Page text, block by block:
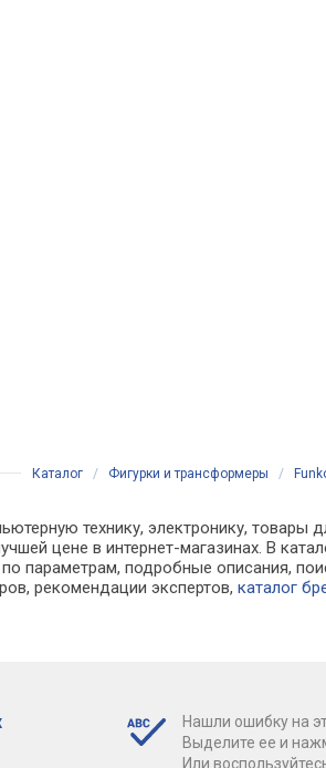
Каталог / Фигурки и трансформеры /
технику, электронику,
цене в интернет-магазинах. В
параметрам, подробные описания,
рекомендации экспертов,каталог
Нашли ошибку на
Выделите ее и
Или